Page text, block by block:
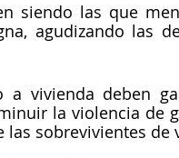
siendo las que
agudizando las
a vivienda deben
la violencia de
las sobrevivientes